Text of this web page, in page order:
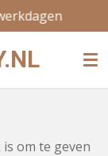
om te geven